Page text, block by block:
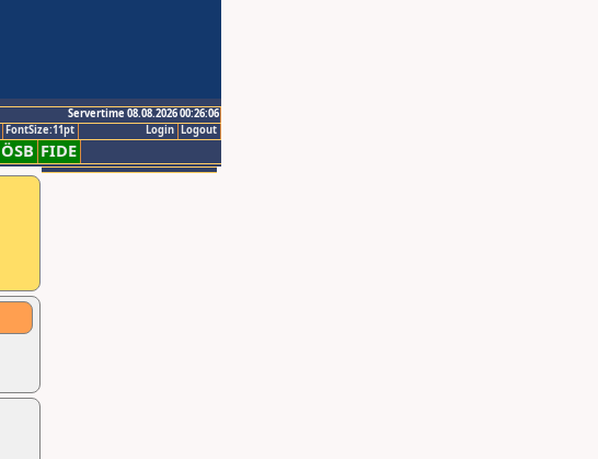
Servertime 08.08.2026 00:26:06
Logout
Login
FontSize:11pt
ÖSB FIDE